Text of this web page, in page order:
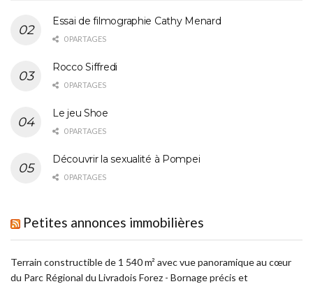
Essai de filmographie Cathy Menard
0 PARTAGES
Rocco Siffredi
0 PARTAGES
Le jeu Shoe
0 PARTAGES
Découvrir la sexualité à Pompei
0 PARTAGES
Petites annonces immobilières
Terrain constructible de 1 540 m² avec vue panoramique au cœur
du Parc Régional du Livradois Forez - Bornage précis et